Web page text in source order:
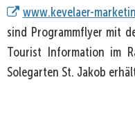
www.kevelaer-
sind Programmflyer mit
Tourist Information im
Solegarten St. Jakob